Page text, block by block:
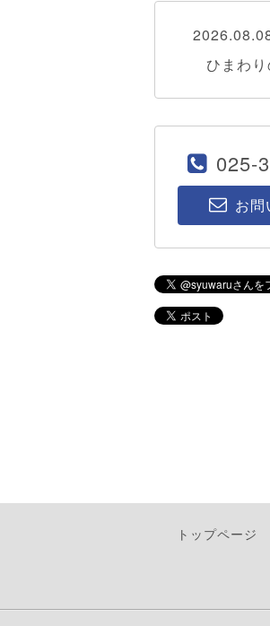
ひまわ
025-
お問
トップページ